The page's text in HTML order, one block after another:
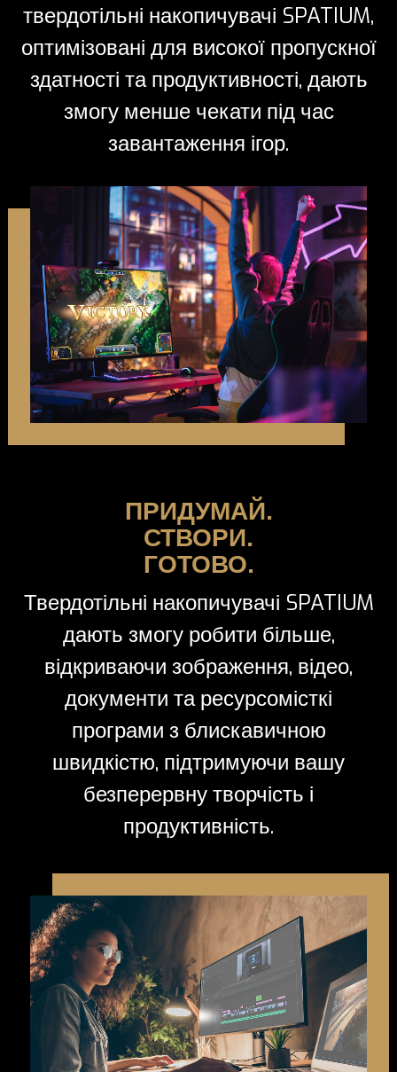
твердотільні накопичувачі SPATIUM,
оптимізовані для високої пропускної
здатності та продуктивності, дають
змогу менше чекати під час
завантаження ігор.
ПРИДУМАЙ.
СТВОРИ.
ГОТОВО.
Твердотільні накопичувачі SPATIUM
дають змогу робити більше,
відкриваючи зображення, відео,
документи та ресурсомісткі
програми з блискавичною
швидкістю, підтримуючи вашу
безперервну творчість і
продуктивність.